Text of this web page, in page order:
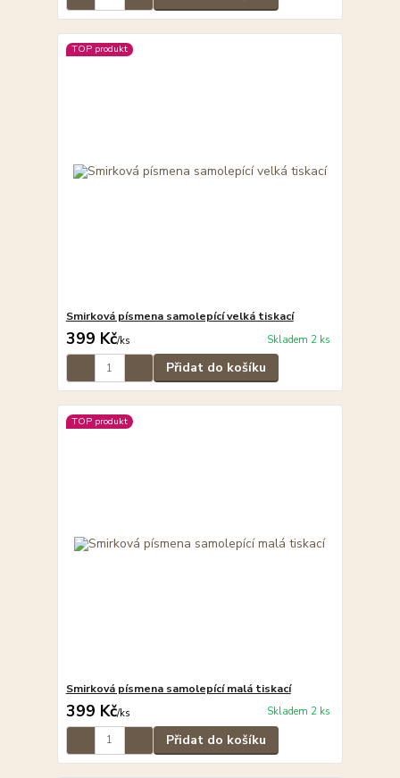
TOP produkt
Smirková písmena samolepící velká tiskací
399 Kč/ks Skladem 2 ks
Přidat do košíku
TOP produkt
Smirková písmena samolepící malá tiskací
399 Kč/ks Skladem 2 ks
Přidat do košíku